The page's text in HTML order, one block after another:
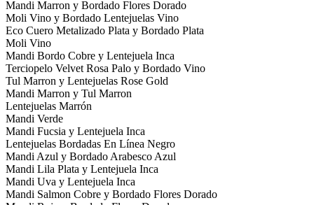
Mandi Marron y Bordado Flores Dorado
Moli Vino y Bordado Lentejuelas Vino
Eco Cuero Metalizado Plata y Bordado Plata
Moli Vino
Mandi Bordo Cobre y Lentejuela Inca
Terciopelo Velvet Rosa Palo y Bordado Vino
Tul Marron y Lentejuelas Rose Gold
Mandi Marron y Tul Marron
Lentejuelas Marrón
Mandi Verde
Mandi Fucsia y Lentejuela Inca
Lentejuelas Bordadas En Línea Negro
Mandi Azul y Bordado Arabesco Azul
Mandi Lila Plata y Lentejuela Inca
Mandi Uva y Lentejuela Inca
Mandi Salmon Cobre y Bordado Flores Dorado